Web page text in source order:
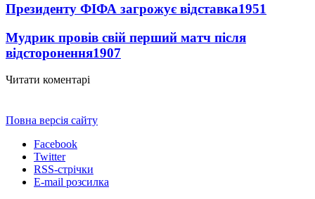
Президенту ФІФА загрожує відставка1951
Мудрик провів свій перший матч після
відсторонення1907
Читати коментарі
Повна версія сайту
Facebook
Twitter
RSS-стрічки
E-mail розсилка